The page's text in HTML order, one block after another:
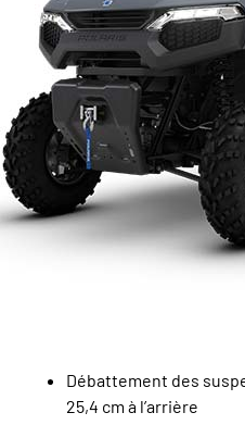
Débattement des
25,4 cm à l’arrière